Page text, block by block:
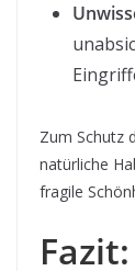
Zum Schutz
natürliche
fragile